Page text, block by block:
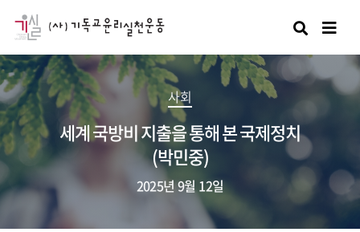
검색
사회
세계 국방비 지출을 통해 본 국제정치
(박민중)
2025년 9월 12일